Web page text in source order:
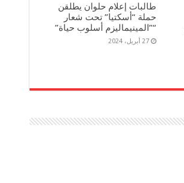
طالبات إعلام حلوان يطلقن
حملة “أسكتيا” تحت شعار
“”المينيماليزم أسلوب حياة”
27 أبريل، 2024